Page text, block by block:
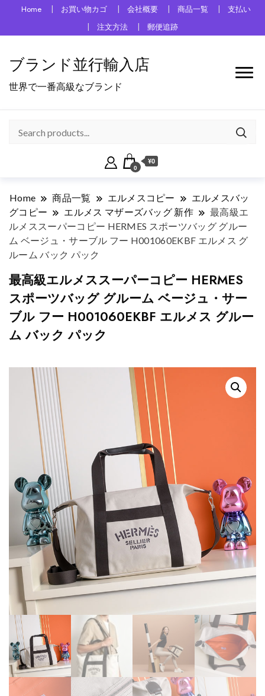
Home お買い物カゴ 会社概要 商品一覧
支払い
注文方法
郵便追跡
ブランド並行輸入店
世界で一番高級なブランド
0
¥0
Home 商品一覧 エルメスコピー
エルメスバッ
グコピー
エルメス マザーズバッグ 新作
最高級エ
ルメススーパーコピー HERMES スポーツバッグ グルー
ム ベージュ・サーブル フー H001060EKBF エルメス グ
ルーム バック パック
最高級エルメススーパーコピー HERMES
スポーツバッグ グルーム ベージュ・サー
ブル フー H001060EKBF エルメス グルー
ム バック パック